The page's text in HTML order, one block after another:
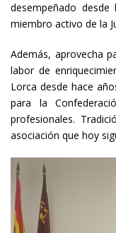
desempeñado
miembro activo de la
Además, aprovecha
labor de
Lorca desde hace
para la
profesionales.
asociación que hoy